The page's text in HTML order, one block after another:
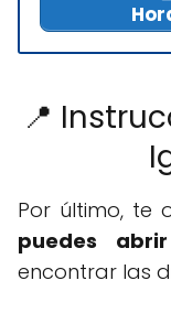
📍
Por último, te
puedes
encontrar las